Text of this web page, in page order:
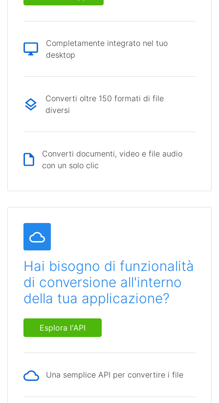
Completamente integrato nel tuo
desktop
Converti oltre 150 formati di file
diversi
Converti documenti, video e file audio
con un solo clic
Hai bisogno di funzionalità
di conversione all'interno
della tua applicazione?
Esplora l'API
Una semplice API per convertire i file